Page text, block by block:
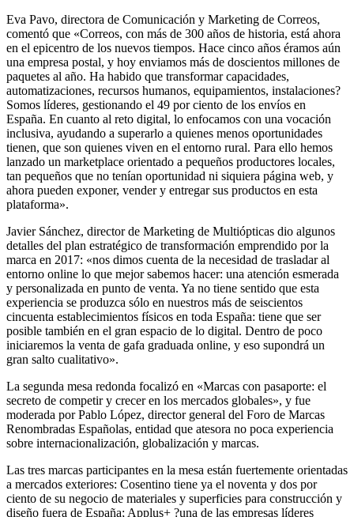
Eva Pavo, directora de Comunicación y Marketing de Correos,
comentó que «Correos, con más de 300 años de historia, está ahora
en el epicentro de los nuevos tiempos. Hace cinco años éramos aún
una empresa postal, y hoy enviamos más de doscientos millones de
paquetes al año. Ha habido que transformar capacidades,
automatizaciones, recursos humanos, equipamientos, instalaciones?
Somos líderes, gestionando el 49 por ciento de los envíos en
España. En cuanto al reto digital, lo enfocamos con una vocación
inclusiva, ayudando a superarlo a quienes menos oportunidades
tienen, que son quienes viven en el entorno rural. Para ello hemos
lanzado un marketplace orientado a pequeños productores locales,
tan pequeños que no tenían oportunidad ni siquiera página web, y
ahora pueden exponer, vender y entregar sus productos en esta
plataforma».
Javier Sánchez, director de Marketing de Multiópticas dio algunos
detalles del plan estratégico de transformación emprendido por la
marca en 2017: «nos dimos cuenta de la necesidad de trasladar al
entorno online lo que mejor sabemos hacer: una atención esmerada
y personalizada en punto de venta. Ya no tiene sentido que esta
experiencia se produzca sólo en nuestros más de seiscientos
cincuenta establecimientos físicos en toda España: tiene que ser
posible también en el gran espacio de lo digital. Dentro de poco
iniciaremos la venta de gafa graduada online, y eso supondrá un
gran salto cualitativo».
La segunda mesa redonda focalizó en «Marcas con pasaporte: el
secreto de competir y crecer en los mercados globales», y fue
moderada por Pablo López, director general del Foro de Marcas
Renombradas Españolas, entidad que atesora no poca experiencia
sobre internacionalización, globalización y marcas.
Las tres marcas participantes en la mesa están fuertemente orientadas
a mercados exteriores: Cosentino tiene ya el noventa y dos por
ciento de su negocio de materiales y superficies para construcción y
diseño fuera de España; Applus+ ?una de las empresas líderes